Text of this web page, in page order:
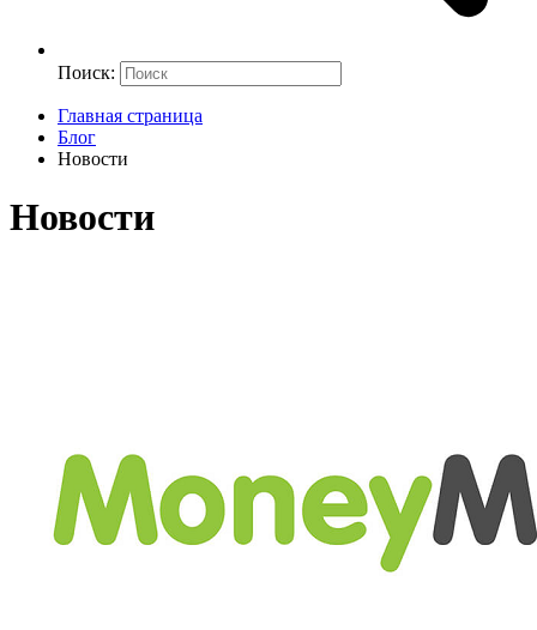
Поиск:
Главная страница
Блог
Новости
Новости